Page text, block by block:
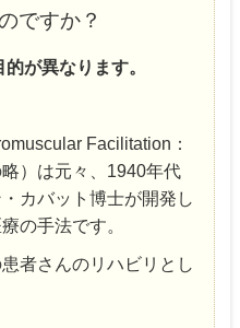
ですか？
が異なります。
Facilitation：
）は元々、1940年代
カバット博士が開発し
の手法です。
者さんのリハビリとし